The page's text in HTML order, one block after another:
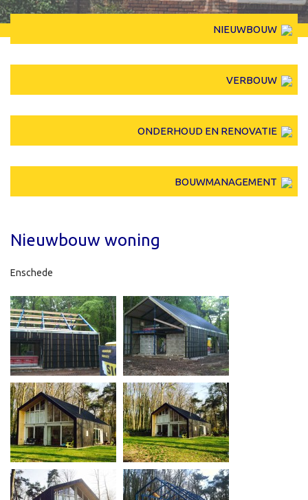
NIEUWBOUW
VERBOUW
ONDERHOUD EN RENOVATIE
BOUWMANAGEMENT
Nieuwbouw woning
Enschede